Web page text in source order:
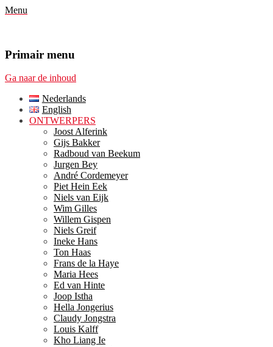
Menu
Primair menu
Ga naar de inhoud
Nederlands
English
ONTWERPERS
Joost Alferink
Gijs Bakker
Radboud van Beekum
Jurgen Bey
André Cordemeyer
Piet Hein Eek
Niels van Eijk
Wim Gilles
Willem Gispen
Niels Greif
Ineke Hans
Ton Haas
Frans de la Haye
Maria Hees
Ed van Hinte
Joop Istha
Hella Jongerius
Claudy Jongstra
Louis Kalff
Kho Liang Ie